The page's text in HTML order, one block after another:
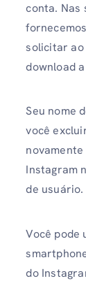
conta. Nas
solicitar ao
download
Seu nome
você
Instagram
de usuário.
Você pode
do